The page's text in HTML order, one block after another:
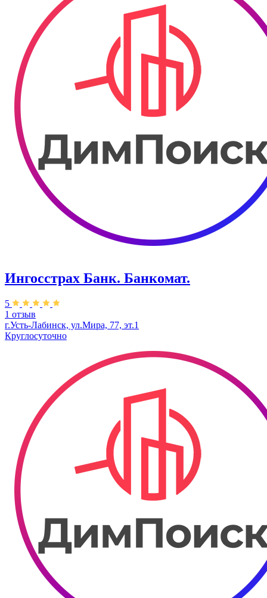
Ингосстрах Банк. Банкомат.
5
1 отзыв
г.Усть-Лабинск, ул.​Мира, 77, эт.1
Круглосуточно